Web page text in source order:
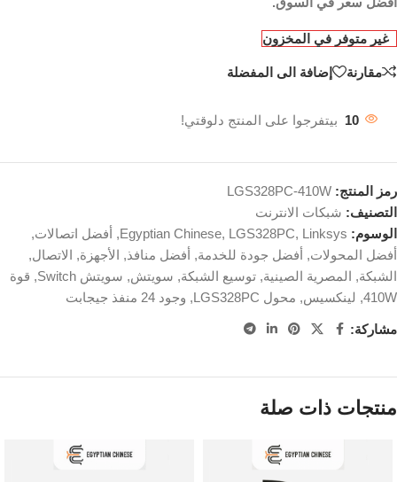
غير متوفر في المخزون
مقارنة إضافة الى المفضلة
10 بيتفرجوا على المنتج دلوقتي!
رمز المنتج: LGS328PC-410W
التصنيف: شبكات الانترنت
الوسوم:
Egyptian Chinese, LGS328PC, Linksys
, أفضل اتصالات,
أفضل المحولات, أفضل جودة للخدمة, أفضل منافذ, الأجهزة, الاتصال,
الشبكة, المصرية الصينية, توسيع الشبكة, سويتش, سويتش Switch , قوة
410W
, لينكسيس, محول LGS328PC , وجود 24 منفذ جيجابت
مشاركة:
منتجات ذات صلة